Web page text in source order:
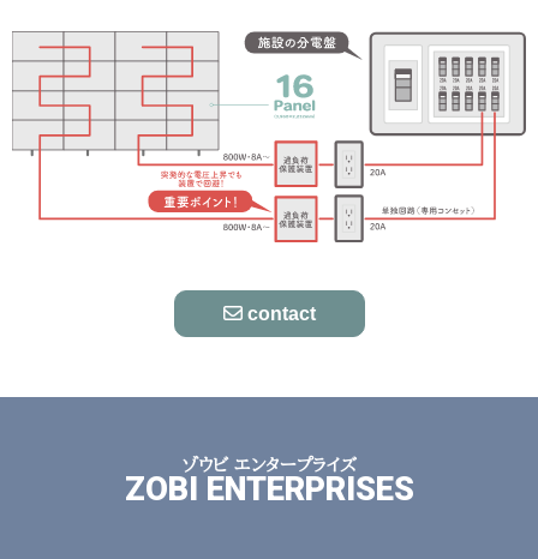
contact
ゾウビ エンタープライズ
ZOBI ENTERPRISES